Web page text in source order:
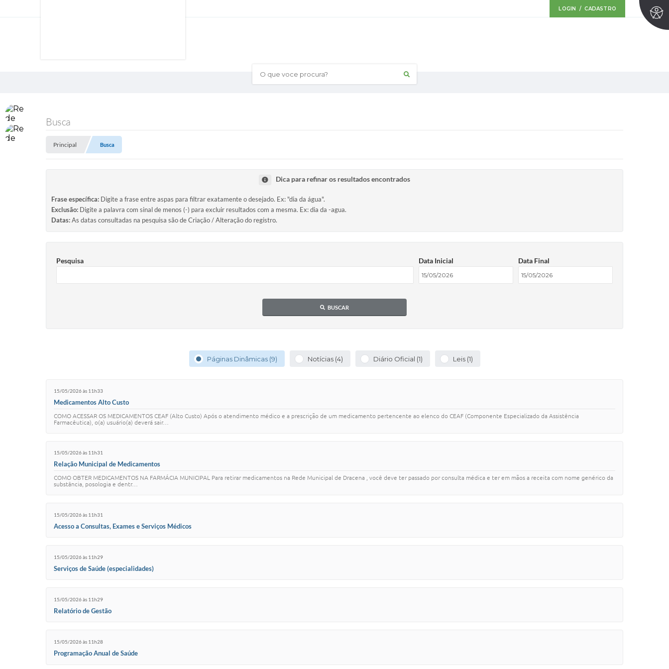
LOGIN / CADASTRO
O que voce procura?
Busca
Principal Busca
Dica para refinar os resultados encontrados
Frase específica: Digite a frase entre aspas para filtrar exatamente o desejado. Ex: "dia da água".
Exclusão: Digite a palavra com sinal de menos (-) para excluir resultados com a mesma. Ex: dia da -agua.
Datas:As datas consultadas na pesquisa são de Criação / Alteração do registro.
Pesquisa Data Inicial Data Final
BUSCAR
Páginas Dinâmicas (9) Notícias (4) Diário Oficial (1) Leis (1)
15/05/2026 às 11h33
Medicamentos Alto Custo
COMO ACESSAR OS MEDICAMENTOS CEAF (Alto Custo) Após o atendimento médico e a prescrição de um medicamento pertencente ao elenco do CEAF (Componente Especializado da Assistência
Farmacêutica), o(a) usuário(a) deverá sair…
15/05/2026 às 11h31
Relação Municipal de Medicamentos
COMO OBTER MEDICAMENTOS NA FARMÁCIA MUNICIPAL Para retirar medicamentos na Rede Municipal de Dracena , você deve ter passado por consulta médica e ter em mãos a receita com nome genérico da
substância, posologia e dentr…
15/05/2026 às 11h31
Acesso a Consultas, Exames e Serviços Médicos
15/05/2026 às 11h29
Serviços de Saúde (especialidades)
15/05/2026 às 11h29
Relatório de Gestão
15/05/2026 às 11h28
Programação Anual de Saúde